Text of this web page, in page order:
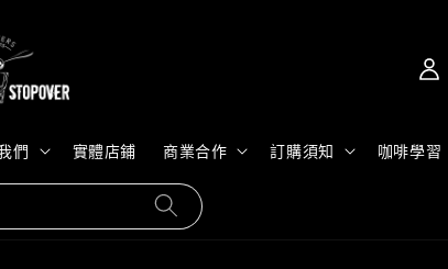
們 實體店鋪 商業合作 訂購須知 咖啡學習